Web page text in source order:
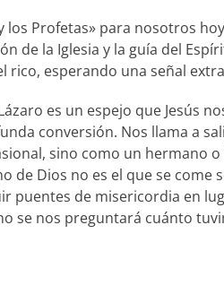
los Profetas» para nosotros
de la Iglesia y la guía del
rico, esperando una señal
es un espejo que Jesús
conversión. Nos llama a
sino como un hermano
de Dios no es el que se come
puentes de misericordia en
se nos preguntará cuánto